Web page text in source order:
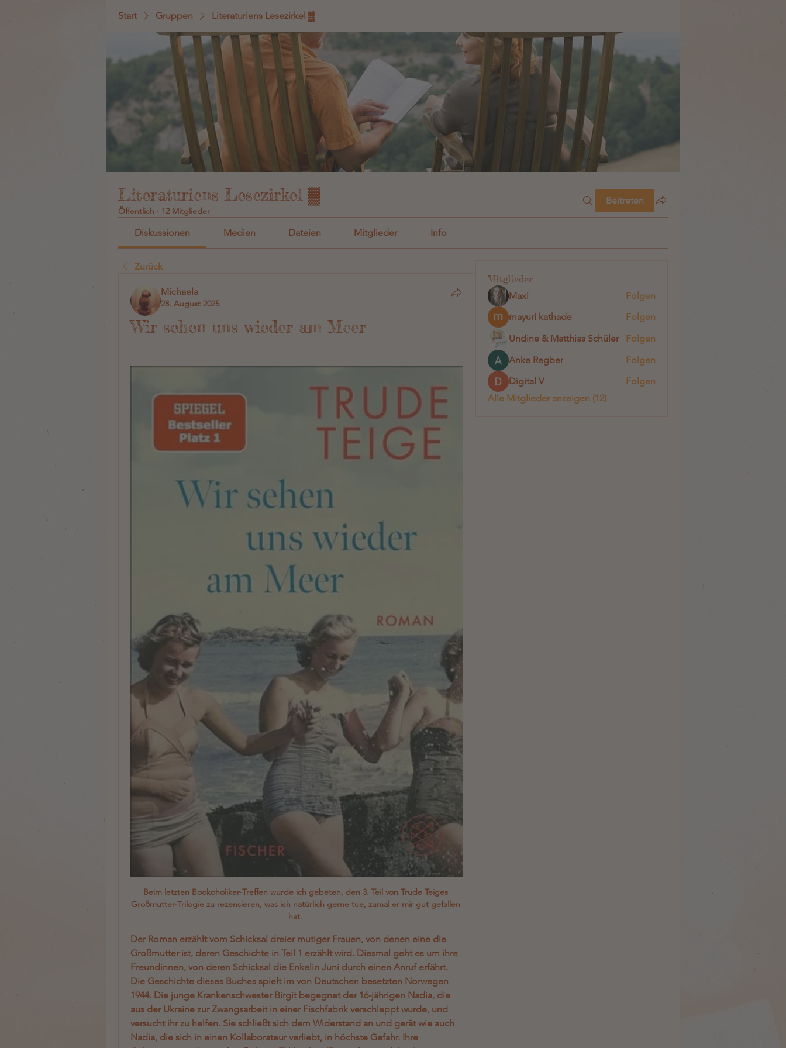
Start Gruppen Literaturiens Lesezirkel ▓
Literaturiens Lesezirkel ▓
Öffentlich · 12 Mitglieder
Beitreten
Diskussionen Medien Dateien Mitglieder Info
Zurück
Michaela
28. August 2025
Wir sehen uns wieder am Meer
Beim letzten Bookoholiker-Treffen wurde ich gebeten, den 3. Teil von Trude Teiges
Großmutter-Trilogie zu rezensieren, was ich natürlich gerne tue, zumal er mir gut gefallen
hat.
Der Roman erzählt vom Schicksal dreier mutiger Frauen, von denen eine die
Großmutter ist, deren Geschichte in Teil 1 erzählt wird. Diesmal geht es um ihre
Freundinnen, von deren Schicksal die Enkelin Juni durch einen Anruf erfährt.
Die Geschichte dieses Buches spielt im von Deutschen besetzten Norwegen
1944. Die junge Krankenschwester Birgit begegnet der 16-jährigen Nadia, die
aus der Ukraine zur Zwangsarbeit in einer Fischfabrik verschleppt wurde, und
versucht ihr zu helfen. Sie schließt sich dem Widerstand an und gerät wie auch
Nadia, die sich in einen Kollaborateur verliebt, in höchste Gefahr. Ihre
Mitglieder
Maxi
Folgen
mayuri kathade
Folgen
Undine & Matthias Schüler
Folgen
Anke Regber
Folgen
Digital V
Folgen
Alle Mitglieder anzeigen (12)